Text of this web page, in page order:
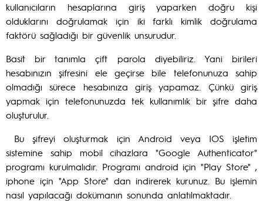
kullanıcıların hesaplarına giriş yaparken doğru kişi
olduklarını doğrulamak için iki farklı kimlik doğrulama
faktörü sağladığı bir güvenlik unsurudur.
Basit bir tanımla çift parola diyebiliriz. Yani birileri
hesabınızın şifresini ele geçirse bile telefonunuza sahip
olmadığı sürece hesabınıza giriş yapamaz. Çünkü giriş
yapmak için telefonunuzda tek kullanımlık bir şifre daha
oluşturulur.
Bu şifreyi oluşturmak için Android veya IOS işletim
sistemine sahip mobil cihazlara "Google Authenticator"
programı kurulmalıdır. Programı android için "Play Store" ,
iphone için "App Store" dan indirerek kurunuz. Bu işlemin
nasıl yapılacağı dokümanın sonunda anlatılmaktadır.